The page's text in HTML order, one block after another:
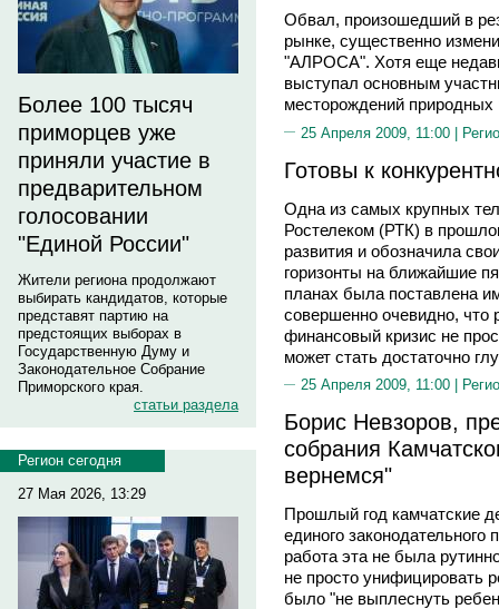
Более 100 тысяч
приморцев уже
приняли участие в
предварительном
голосовании
"Единой России"
Жители региона продолжают
выбирать кандидатов, которые
представят партию на
предстоящих выборах в
Государственную Думу и
Законодательное Собрание
Приморского края.
статьи раздела
Регион сегодня
27 Мая 2026, 13:29
Обвал, произошедший в
рынке, существенно
"АЛРОСА". Хотя еще
выступал основным
месторождений
25 Апреля 2009, 11:00 |
Готовы к
Одна из самых крупных
Ростелеком (РТК) в
развития и обозначила
горизонты на ближайшие
планах была поставлена
совершенно очевидно, что
финансовый кризис не
может стать достаточно
25 Апреля 2009, 11:00 |
Борис Невзоров,
собрания
вернемся"
Прошлый год камчатские
единого
работа эта не была
не просто унифицировать
было "не выплеснуть